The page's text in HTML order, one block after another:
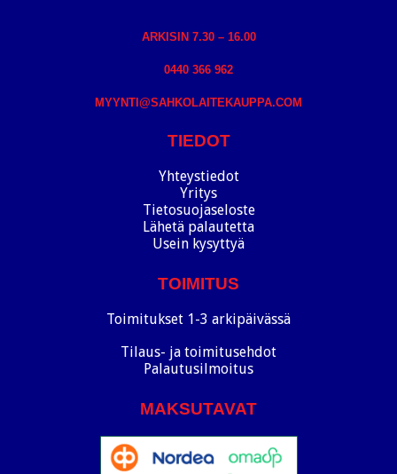
ARKISIN 7.30 – 16.00
0440 366 962
MYYNTI@SAHKOLAITEKAUPPA.COM
TIEDOT
Yhteystiedot
Yritys
Tietosuojaseloste
Lähetä palautetta
Usein kysyttyä
TOIMITUS
Toimitukset 1-3 arkipäivässä
Tilaus- ja toimitusehdot
Palautusilmoitus
MAKSUTAVAT